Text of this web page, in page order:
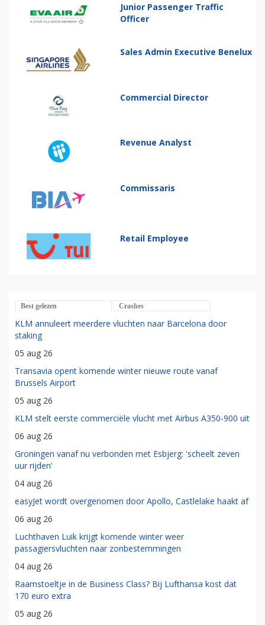
Junior Passenger Traffic
Officer
Sales Admin Executive Benelux
Commercial Director
Revenue Analyst
Commissaris
Retail Employee
Best gelezen Crashes
KLM annuleert meerdere vluchten naar Barcelona door
staking
05 aug 26
Transavia opent komende winter nieuwe route vanaf
Brussels Airport
05 aug 26
KLM stelt eerste commerciële vlucht met Airbus A350-900 uit
06 aug 26
Groningen vanaf nu verbonden met Esbjerg: 'scheelt zeven
uur rijden'
04 aug 26
easyJet wordt overgenomen door Apollo, Castlelake haakt af
06 aug 26
Luchthaven Luik krijgt komende winter weer
passagiersvluchten naar zonbestemmingen
04 aug 26
Raamstoeltje in de Business Class? Bij Lufthansa kost dat
170 euro extra
05 aug 26